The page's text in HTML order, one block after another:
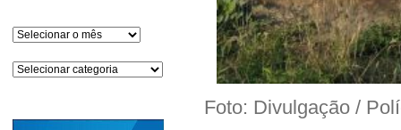
Arquivos
Categorias
Foto: Divulgação /